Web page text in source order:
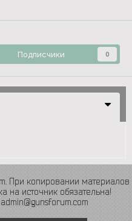
Подписчики 0
При копировании материалов
на источник обязательна!